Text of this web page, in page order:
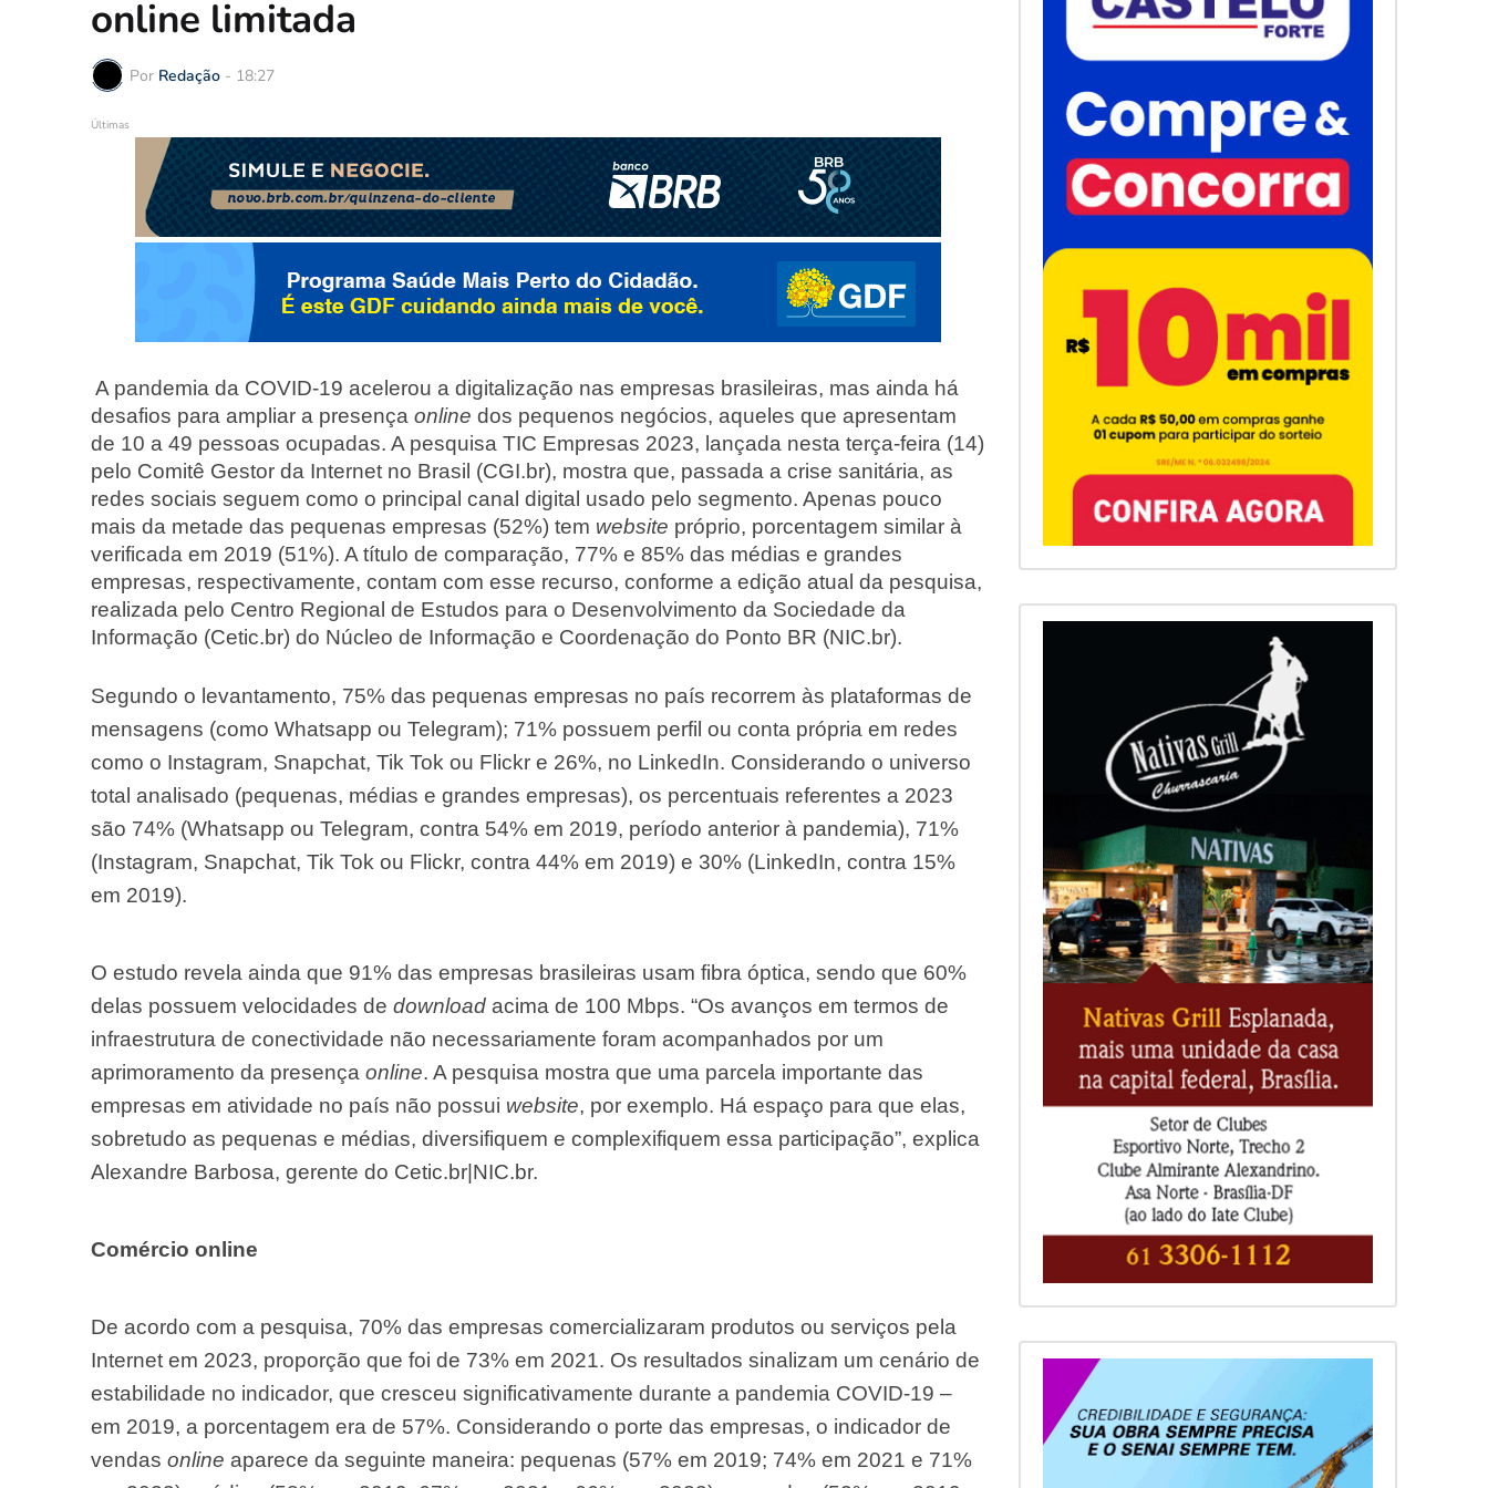
online limitada
Por Redação - 18:27
Últimas
A pandemia da COVID-19 acelerou a digitalização nas empresas brasileiras, mas ainda há
desafios para ampliar a presença online dos pequenos negócios, aqueles que apresentam
de 10 a 49 pessoas ocupadas. A pesquisa TIC Empresas 2023, lançada nesta terça-feira (14)
pelo Comitê Gestor da Internet no Brasil (CGI.br), mostra que, passada a crise sanitária, as
redes sociais seguem como o principal canal digital usado pelo segmento. Apenas pouco
mais da metade das pequenas empresas (52%) tem website próprio, porcentagem similar à
verificada em 2019 (51%). A título de comparação, 77% e 85% das médias e grandes
empresas, respectivamente, contam com esse recurso, conforme a edição atual da pesquisa,
realizada pelo Centro Regional de Estudos para o Desenvolvimento da Sociedade da
Informação (Cetic.br) do Núcleo de Informação e Coordenação do Ponto BR (NIC.br).
Segundo o levantamento, 75% das pequenas empresas no país recorrem às plataformas de
mensagens (como Whatsapp ou Telegram); 71% possuem perfil ou conta própria em redes
como o Instagram, Snapchat, Tik Tok ou Flickr e 26%, no LinkedIn. Considerando o universo
total analisado (pequenas, médias e grandes empresas), os percentuais referentes a 2023
são 74% (Whatsapp ou Telegram, contra 54% em 2019, período anterior à pandemia), 71%
(Instagram, Snapchat, Tik Tok ou Flickr, contra 44% em 2019) e 30% (LinkedIn, contra 15%
em 2019).
O estudo revela ainda que 91% das empresas brasileiras usam fibra óptica, sendo que 60%
delas possuem velocidades de download acima de 100 Mbps. “Os avanços em termos de
infraestrutura de conectividade não necessariamente foram acompanhados por um
aprimoramento da presença online. A pesquisa mostra que uma parcela importante das
empresas em atividade no país não possui website, por exemplo. Há espaço para que elas,
sobretudo as pequenas e médias, diversifiquem e complexifiquem essa participação”, explica
Alexandre Barbosa, gerente do Cetic.br|NIC.br.
Comércio online
De acordo com a pesquisa, 70% das empresas comercializaram produtos ou serviços pela
Internet em 2023, proporção que foi de 73% em 2021. Os resultados sinalizam um cenário de
estabilidade no indicador, que cresceu significativamente durante a pandemia COVID-19 –
em 2019, a porcentagem era de 57%. Considerando o porte das empresas, o indicador de
vendas online aparece da seguinte maneira: pequenas (57% em 2019; 74% em 2021 e 71%